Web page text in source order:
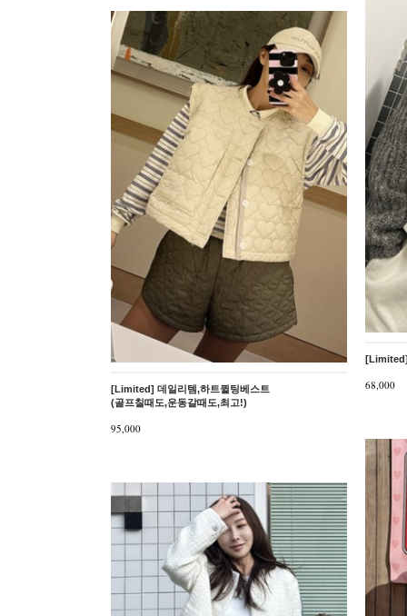
[Limited]
68,000
[Limited] 데일리템,하트퀼팅베스트
(골프칠때도,운동갈때도,최고!)
95,000